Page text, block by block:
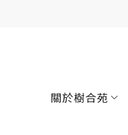
關於樹合苑